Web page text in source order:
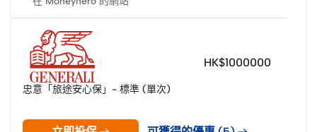
忠意「旅途安心保」- 標準 (單次)
HK$1000000